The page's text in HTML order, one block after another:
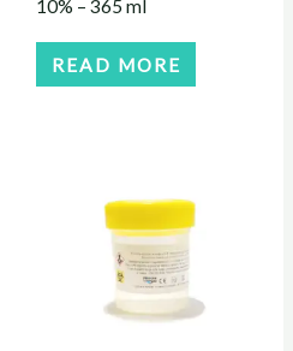
10% – 365 ml
READ MORE